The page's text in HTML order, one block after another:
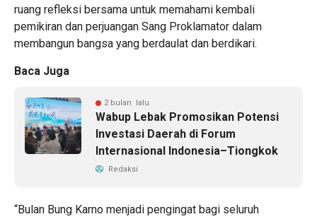
ruang refleksi bersama untuk memahami kembali
pemikiran dan perjuangan Sang Proklamator dalam
membangun bangsa yang berdaulat dan berdikari.
Baca Juga
2 bulan lalu
Wabup Lebak Promosikan Potensi
Investasi Daerah di Forum
Internasional Indonesia–Tiongkok
Redaksi
“Bulan Bung Karno menjadi pengingat bagi seluruh